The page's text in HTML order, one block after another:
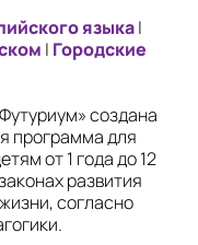
языка|
| Городские
создана
программа для
от 1 года до 12
развития
согласно